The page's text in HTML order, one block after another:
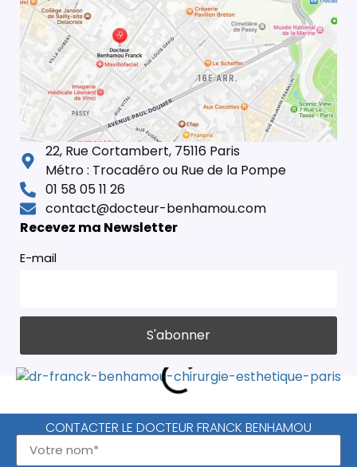
22, Rue Cortambert, 75116 Paris
Métro : Trocadéro ou Rue de la Pompe
01 58 05 11 26
contact@docteur-benhamou.com
Recevez ma Newsletter
E-mail
CONTACTER LE DOCTEUR FRANCK BENHAMOU